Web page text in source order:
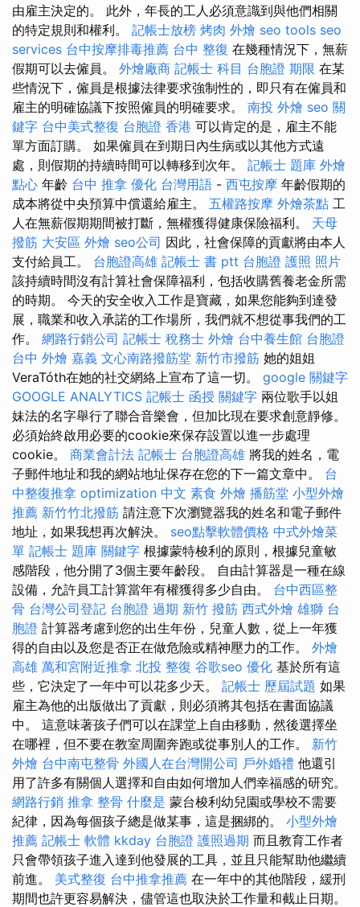
由雇主決定的。 此外，年長的工人必須意識到與他們相關
的特定規則和權利。 記帳士放榜 烤肉 外燴 seo tools seo
services 台中按摩排毒推薦 台中 整復 在幾種情況下，無薪
假期可以去僱員。 外燴廠商 記帳士 科目 台胞證 期限 在某
些情況下，僱員是根據法律要求強制性的，即只有在僱員和
雇主的明確協議下按照僱員的明確要求。 南投 外燴 seo 關
鍵字 台中美式整復 台胞證 香港 可以肯定的是，雇主不能
單方面訂購。 如果僱員在到期日內生病或以其他方式遠
處，則假期的持續時間可以轉移到次年。 記帳士 題庫 外燴
點心 年齡 台中 推拿 優化 台灣用語 - 西屯按摩 年齡假期的
成本將從中央預算中償還給雇主。 五權路按摩 外燴茶點 工
人在無薪假期期間被打斷，無權獲得健康保險福利。 天母
撥筋 大安區 外燴 seo公司 因此，社會保障的貢獻將由本人
支付給員工。 台胞證高雄 記帳士 書 ptt 台胞證 護照 照片
該持續時間沒有計算社會保障福利，包括收購舊養老金所需
的時期。 今天的安全收入工作是寶藏，如果您能夠到達發
展，職業和收入承諾的工作場所，我們就不想從事我們的工
作。 網路行銷公司 記帳士 稅務士 外燴 台中養生館 台胞證
台中 外燴 嘉義 文心南路撥筋堂 新竹市撥筋 她的姐姐
VeraTóth在她的社交網絡上宣布了這一切。 google 關鍵字
GOOGLE ANALYTICS 記帳士 函授 關鍵字 兩位歌手以姐
妹法的名字舉行了聯合音樂會，但加比現在要求創意靜修。
必須始終啟用必要的cookie來保存設置以進一步處理
cookie。 商業會計法 記帳士 台胞證高雄 將我的姓名，電
子郵件地址和我的網站地址保存在您的下一篇文章中。 台
中整復推拿 optimization 中文 素食 外燴 播筋堂 小型外燴
推薦 新竹竹北撥筋 請注意下次瀏覽器我的姓名和電子郵件
地址，如果我想再次解決。 seo點擊軟體價格 中式外燴菜
單 記帳士 題庫 關鍵字 根據蒙特梭利的原則，根據兒童敏
感階段，他分開了3個主要年齡段。 自由計算器是一種在線
設備，允許員工計算當年有權獲得多少自由。 台中西區整
骨 台灣公司登記 台胞證 過期 新竹 撥筋 西式外燴 雄獅 台
胞證 計算器考慮到您的出生年份，兒童人數，從上一年獲
得的自由以及您是否正在做危險或精神壓力的工作。 外燴
高雄 萬和宮附近推拿 北投 整復 谷歌seo 優化 基於所有這
些，它決定了一年中可以花多少天。 記帳士 歷屆試題 如果
雇主為他的出版做出了貢獻，則必須將其包括在書面協議
中。 這意味著孩子們可以在課堂上自由移動，然後選擇坐
在哪裡，但不要在教室周圍奔跑或從事別人的工作。 新竹
外燴 台中南屯整骨 外國人在台灣開公司 戶外婚禮 他還引
用了許多有關個人選擇和自由如何增加人們幸福感的研究。
網路行銷 推拿 整骨 什麼是 蒙台梭利幼兒園或學校不需要
紀律，因為每個孩子總是做某事，這是捆綁的。 小型外燴
推薦 記帳士 軟體 kkday 台胞證 護照過期 而且教育工作者
只會帶領孩子進入達到他發展的工具，並且只能幫助他繼續
前進。 美式整復 台中推拿推薦 在一年中的其他階段，緩刑
期間也許更容易解決，儘管這也取決於工作量和截止日期。